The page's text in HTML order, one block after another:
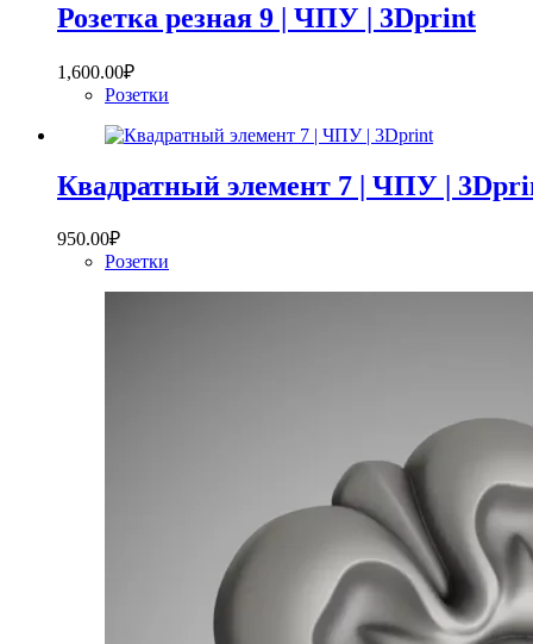
Розетка резная 9 | ЧПУ | 3Dprint
1,600.00₽
Розетки
Квадратный элемент 7 | ЧПУ |
950.00₽
Розетки